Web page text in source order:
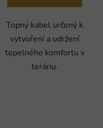
Topný kabel určený k
vytvoření a udržení
tepelného komfortu v
teráriu.